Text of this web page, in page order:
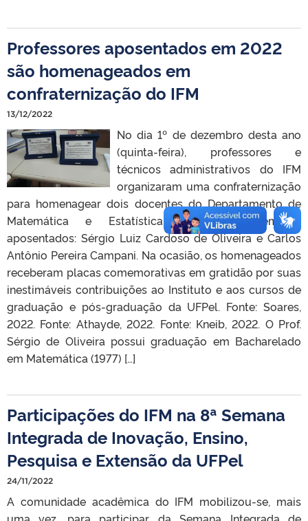
Professores aposentados em 2022
são homenageados em
confraternização do IFM
13/12/2022
No dia 1º de dezembro desta ano
(quinta-feira), professores e
técnicos administrativos do IFM
organizaram uma confraternização
para homenagear dois docentes do Departamento de
Matemática e Estatística (DME), recentemente
aposentados: Sérgio Luiz Cardoso de Oliveira e Carlos
Antônio Pereira Campani. Na ocasião, os homenageados
receberam placas comemorativas em gratidão por suas
inestimáveis contribuições ao Instituto e aos cursos de
graduação e pós-graduação da UFPel. Fonte: Soares,
2022. Fonte: Athayde, 2022. Fonte: Kneib, 2022. O Prof.
Sérgio de Oliveira possui graduação em Bacharelado
em Matemática (1977) […]
Participações do IFM na 8ª Semana
Integrada de Inovação, Ensino,
Pesquisa e Extensão da UFPel
24/11/2022
A comunidade acadêmica do IFM mobilizou-se, mais
uma vez, para participar da Semana Integrada de